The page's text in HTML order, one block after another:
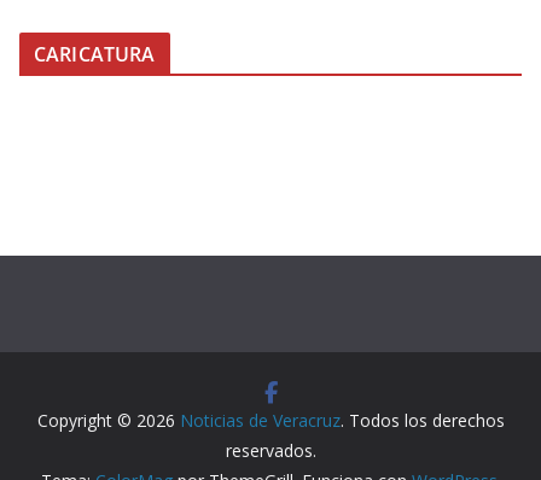
CARICATURA
Copyright © 2026 Noticias de Veracruz. Todos los derechos
reservados.